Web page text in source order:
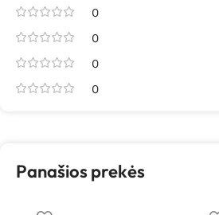
0
0
0
0
Panašios prekės